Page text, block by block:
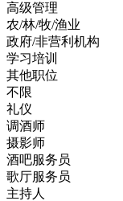
高级管理
农/林/牧/渔业
政府/非营利机构
学习培训
其他职位
不限
礼仪
调酒师
摄影师
酒吧服务员
歌厅服务员
主持人